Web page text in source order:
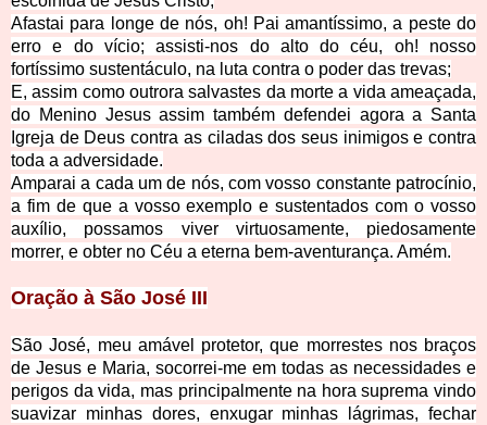
Afastai para longe de nós, oh! Pai amantíssimo, a peste do
erro e do vício; assisti-nos do alto do céu, oh! nosso
fortíssimo sustentáculo, na luta contra o poder das trevas;
E, assim como outrora salvastes da morte a vida ameaçada,
do Menino Jesus assim também defendei agora a Santa
Igreja de Deus contra as ciladas dos seus inimigos e contra
toda a adversidade.
Amparai a cada um de nós, com vosso constante patrocínio,
a fim de que a vosso exemplo e sustentados com o vosso
auxílio, possamos viver virtuosamente, piedosamente
morrer, e obter no Céu a eterna bem-aventurança. Amém.
Oração à São José III
São José, meu amável protetor, que morrestes nos braços
de Jesus e Maria, socorrei-me em todas as necessidades e
perigos da vida, mas principalmente na hora suprema vindo
suavizar minhas dores, enxugar minhas lágrimas, fechar